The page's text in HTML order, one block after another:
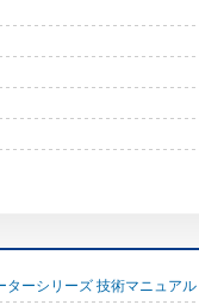
ターシリーズ 技術マニュア